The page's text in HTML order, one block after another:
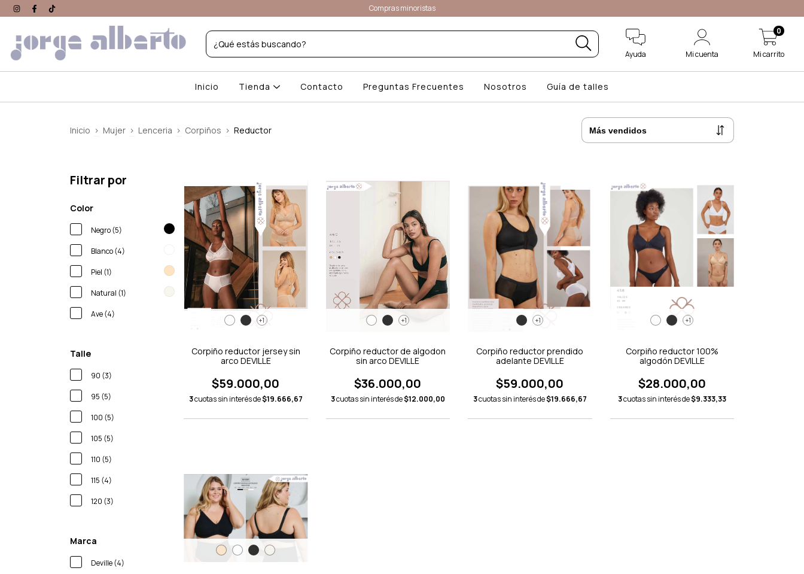
Compras minoristas
Ayuda Mi cuenta Mi carrito
0
Inicio Tienda Contacto Preguntas Frecuentes Nosotros Guía de talles
Inicio > Mujer > Lenceria > Corpiños > Reductor
Filtrar por
Color
Negro (5)
Blanco (4)
Piel (1)
Natural (1)
Ave (4)
Talle
90 (3)
95 (5)
100 (5)
105 (5)
110 (5)
115 (4)
120 (3)
Marca
Deville (4)
+1
Corpiño reductor jersey sin
arco DEVILLE
$59.000,00
3cuotas sin interés de$19.666,67
+1
Corpiño reductor de algodon
sin arco DEVILLE
$36.000,00
3cuotas sin interés de$12.000,00
+1
Corpiño reductor prendido
adelante DEVILLE
$59.000,00
3cuotas sin interés de$19.666,67
+1
Corpiño reductor 100%
algodón DEVILLE
$28.000,00
3cuotas sin interés de$9.333,33